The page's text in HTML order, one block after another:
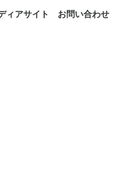
ィアサイト お問い合わせ